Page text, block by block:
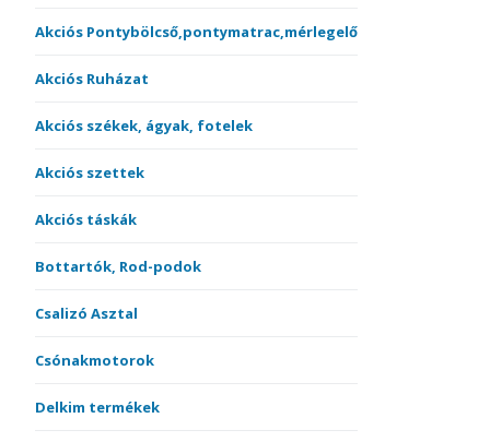
Akciós Pontybölcső,pontymatrac,mérlegelő
Akciós Ruházat
Akciós székek, ágyak, fotelek
Akciós szettek
Akciós táskák
Bottartók, Rod-podok
Csalizó Asztal
Csónakmotorok
Delkim termékek